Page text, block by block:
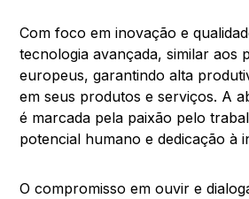
Com foco em inovação e
tecnologia avançada, similar aos
europeus, garantindo alta
em seus produtos e serviços. A
é marcada pela paixão pelo
potencial humano e dedicação à
O compromisso em ouvir e